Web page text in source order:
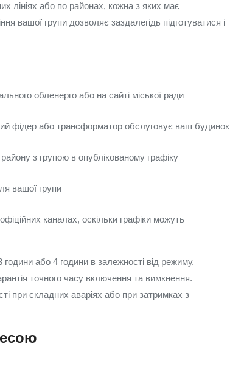
лініях або по районах, кожна з яких має
вашої групи дозволяє заздалегідь підготуватися і
обленерго або на сайті міської ради
фідер або трансформатор обслуговує ваш будинок
з групою в опублікованому графіку
вашої групи
каналах, оскільки графіки можуть
години або 4 години в залежності від режиму.
точного часу включення та вимкнення.
при складних аваріях або при затримках з